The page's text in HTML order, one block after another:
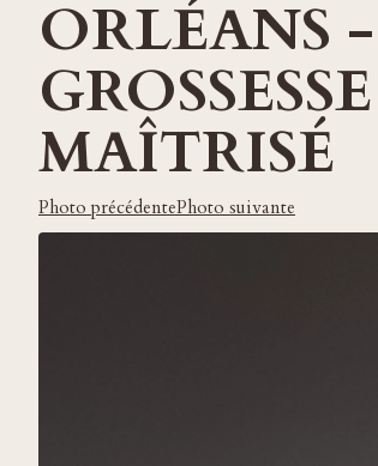
ORLÉANS
MAÎTRISÉ
Photo précédentePhoto suivante